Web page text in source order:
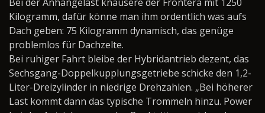
Kilogramm, dafür könne man ihm ordentlich was aufs
Dach geben: 75 Kilogramm dynamisch, das genüge
problemlos für Dachzelte.
Bei ruhiger Fahrt bleibe der Hybridantrieb dezent, das
Sechsgang-Doppelkupplungsgetriebe schicke den 1,2-
Liter-Dreizylinder in niedrige Drehzahlen. „Bei höherer
Last kommt dann das typische Trommeln hinzu. Power